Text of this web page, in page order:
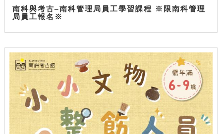
南科與考古–南科管理局員工學習課程 ※限南科管理
局員工報名※